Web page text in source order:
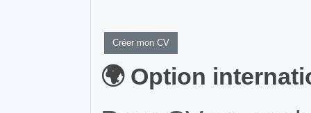
Créer mon CV
🌍 Option